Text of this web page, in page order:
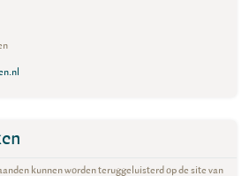
kunnen worden teruggeluisterd op de site van